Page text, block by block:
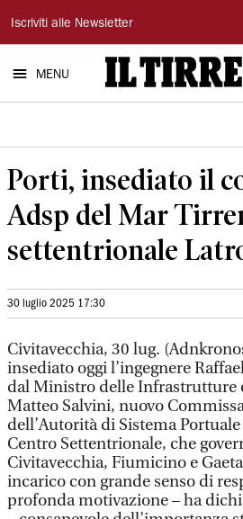
Il
Tirreno
Iscriviti alle Newsletter
MENU
Porti, insediato il
Adsp del Mar
settentrionale
30 luglio 2025 17:30
Civitavecchia, 30 lug.
insediato oggi l’ingegnere
dal Ministro delle Infrastrutture
Matteo Salvini, nuovo
dell’Autorità di Sistema
Centro Settentrionale, che
Civitavecchia, Fiumicino e
incarico con grande senso di
profonda motivazione – ha